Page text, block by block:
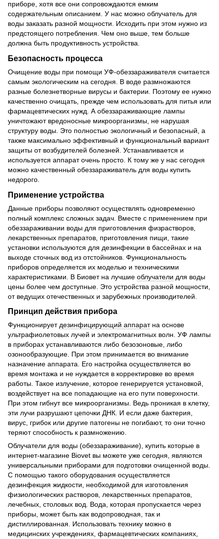
приборе, хотя все они сопровождаются емким
содержательным описанием. У нас можно облучатель для
воды заказать разной мощности. Исходить при этом нужно из
предстоящего потребления. Чем оно выше, тем больше
должна быть продуктивность устройства.
Безопасность процесса
Очищение воды при помощи УФ-обеззараживателя считается
самым экологическим на сегодня. В воде размножаются
разные болезнетворные вирусы и бактерии. Поэтому ее нужно
качественно очищать, прежде чем использовать для питья или
фармацевтических нужд. А обеззараживающие лампы
уничтожают вредоносные микроорганизмы, не нарушая
структуру воды. Это полностью экологичный и безопасный, а
также максимально эффективный и функциональный вариант
защиты от возбудителей болезней. Устанавливается и
используется аппарат очень просто. К тому же у нас сегодня
можно качественный обеззараживатель для воды купить
недорого.
Применение устройства
Данные приборы позволяют осуществлять одновременно
полный комплекс сложных задач. Вместе с применением при
обеззараживании воды для приготовления физрастворов,
лекарственных препаратов, приготовления пищи, такие
установки используются для дезинфекции в бассейнах и на
выходе сточных вод из отстойников. Функциональность
приборов определяется их моделью и техническими
характеристиками. В Биовет на лучшие облучатели для воды
цены более чем доступные. Это устройства разной мощности,
от ведущих отечественных и зарубежных производителей.
Принцип действия прибора
Функционируетдезинфицирующий аппаратна основе
ультрафиолетовых лучей и электромагнитных волн. УФ лампы
в приборах устанавливаются либо безозоновые, либо
озонообразующие. При этом принимается во внимание
назначение аппарата. Его настройка осуществляется во
время монтажа и не нуждается в корректировке во время
работы. Такое излучение, которое генерируется установкой,
воздействует на все попадающие на его пути поверхности.
При этом гибнут все микроорганизмы. Ведь проникая в клетку,
эти лучи разрушают цепочки ДНК. И если даже бактерия,
вирус, грибок или другие патогены не погибают, то они точно
теряют способность к размножению.
Облучатели для воды (обеззараживание), купить которые в
интернет-магазине Biovet вы можете уже сегодня, являются
универсальными приборами для подготовки очищенной воды.
С помощью такого оборудования осуществляется
дезинфекция жидкости, необходимой для изготовления
физиологических растворов, лекарственных препаратов,
лечебных, столовых вод. Вода, которая пропускается через
приборы, может быть как водопроводная, так и
дистиллированная. Использовать технику можно в
медицинских учреждениях, фармацевтических компаниях,